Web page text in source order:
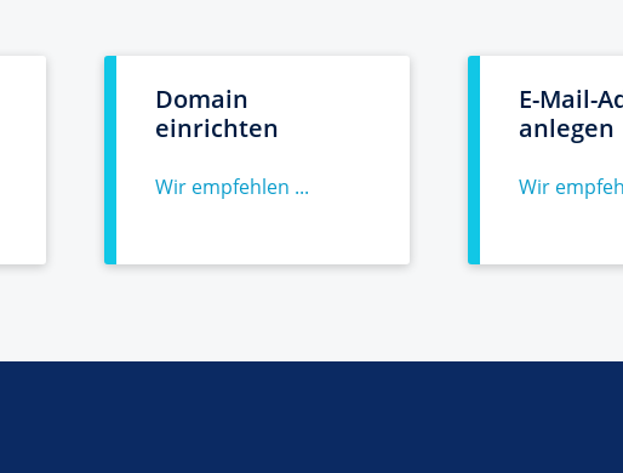
Domain
einrichten
Wir empfehlen ...
E-Mail-
anlegen
Wir